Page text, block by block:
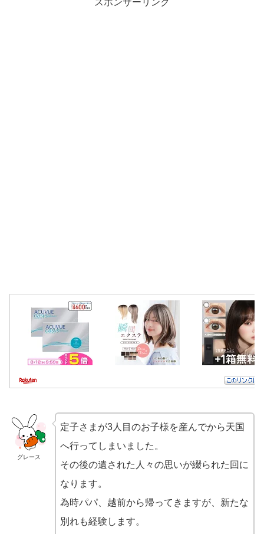
グレース
定子さまが3人目のお子様を産んでから天国
へ行ってしまいました。
その後の遺された人々の思いが綴られた回に
なります。
為時パパ、越前から帰ってきますが、新たな
別れも経験します。